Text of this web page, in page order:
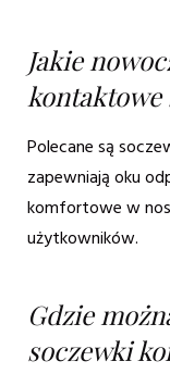
Jakie
kontaktowe
Polecane są
zapewniają oku
komfortowe w
użytkowników.
Gdzie
soczewki